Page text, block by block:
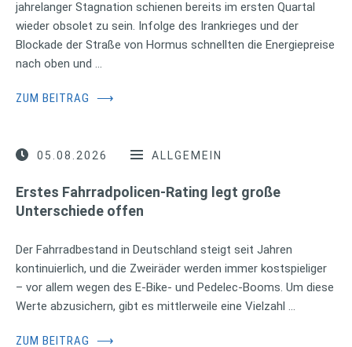
jahrelanger Stagnation schienen bereits im ersten Quartal
wieder obsolet zu sein. Infolge des Irankrieges und der
Blockade der Straße von Hormus schnellten die Energiepreise
nach oben und …
ZUM BEITRAG ⟶
05.08.2026 ALLGEMEIN
Erstes Fahrradpolicen-Rating legt große
Unterschiede offen
Der Fahrradbestand in Deutschland steigt seit Jahren
kontinuierlich, und die Zweiräder werden immer kostspieliger
– vor allem wegen des E-Bike- und Pedelec-Booms. Um diese
Werte abzusichern, gibt es mittlerweile eine Vielzahl …
ZUM BEITRAG ⟶